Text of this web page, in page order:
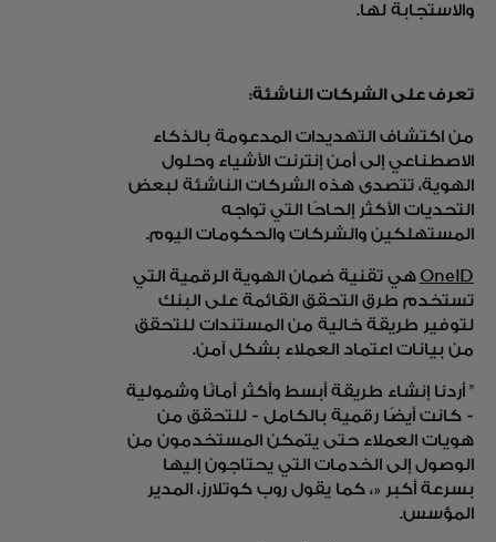
والاستجابة لها.
تعرف على الشركات الناشئة:
من اكتشاف التهديدات المدعومة بالذكاء
الاصطناعي إلى أمن إنترنت الأشياء وحلول
الهوية، تتصدى هذه الشركات الناشئة لبعض
التحديات الأكثر إلحاحًا التي تواجه
المستهلكين والشركات والحكومات اليوم.
OneID هي تقنية ضمان الهوية الرقمية التي
تستخدم طرق التحقق القائمة على البنك
لتوفير طريقة خالية من المستندات للتحقق
من بيانات اعتماد العملاء بشكل آمن.
" أردنا إنشاء طريقة أبسط وأكثر أمانًا وشمولية
- كانت أيضًا رقمية بالكامل - للتحقق من
هويات العملاء حتى يتمكن المستخدمون من
الوصول إلى الخدمات التي يحتاجون إليها
بسرعة أكبر «، كما يقول روب كوتلارز، المدير
المؤسس.